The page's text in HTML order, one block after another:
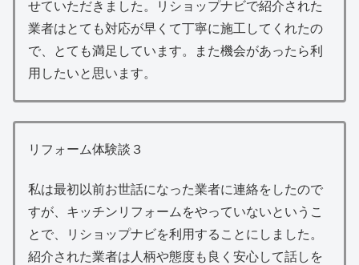
せていただきました。リショップナビで紹介された
業者はとても対応が早くて丁寧に施工してくれたの
で、とても満足しています。また機会があったら利
用したいと思います。
リフォーム体験談３
私は最初以前お世話になった業者に連絡をしたので
すが、キッチンリフォームをやっていないというこ
とで、リショップナビを利用することにしました。
紹介された業者は人柄や態度も良く安心して話しを